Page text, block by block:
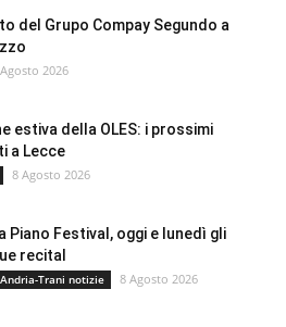
del Grupo Compay Segundo a
2026
estiva della OLES: i prossimi
a Lecce
8 Agosto 2026
Piano Festival, oggi e lunedì gli
recital
Trani notizie 8 Agosto 2026